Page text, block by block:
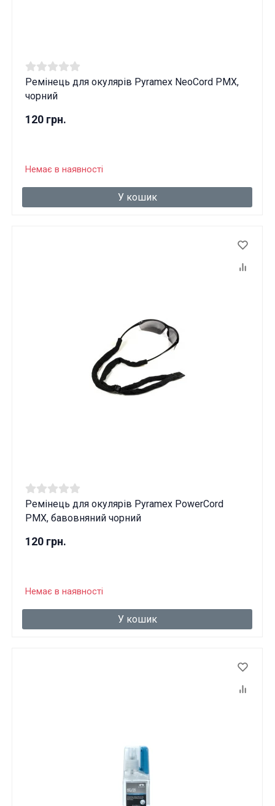
Ремінець для окулярів Pyramex NeoСord PMX,
чорний
120 грн.
Немає в наявності
У кошик
Ремінець для окулярів Pyramex PowerСord
PMX, бавовняний чорний
120 грн.
Немає в наявності
У кошик